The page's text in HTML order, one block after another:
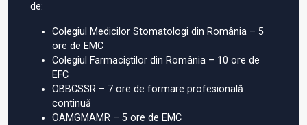
de:
Colegiul Medicilor Stomatologi din România – 5
ore de EMC
Colegiul Farmaciștilor din România – 10 ore de
EFC
OBBCSSR – 7 ore de formare profesională
continuă
OAMGMAMR – 5 ore de EMC